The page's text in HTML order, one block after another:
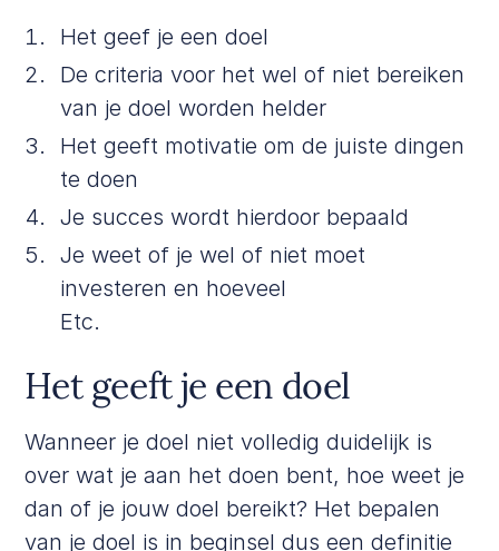
Het geef je een doel
De criteria voor het wel of niet bereiken
van je doel worden helder
Het geeft motivatie om de juiste dingen
te doen
Je succes wordt hierdoor bepaald
Je weet of je wel of niet moet
investeren en hoeveel
Etc.
Het geeft je een doel
Wanneer je doel niet volledig duidelijk is
over wat je aan het doen bent, hoe weet je
dan of je jouw doel bereikt? Het bepalen
van je doel is in beginsel dus een definitie